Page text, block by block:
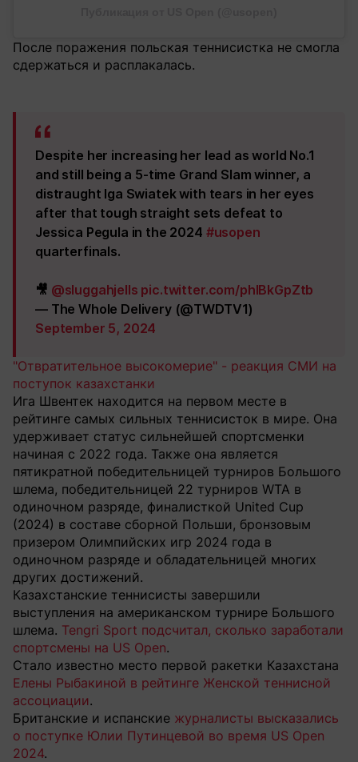
После поражения польская теннисистка не смогла
сдержаться и расплакалась.
Despite her increasing her lead as world No.1
and still being a 5-time Grand Slam winner, a
distraught Iga Swiatek with tears in her eyes
after that tough straight sets defeat to
Jessica Pegula in the 2024 #usopen
quarterfinals.
🎥 @sluggahjells pic.twitter.com/phIBkGpZtb
— The Whole Delivery (@TWDTV1)
September 5, 2024
"Отвратительное высокомерие" - реакция СМИ на
поступок казахстанки
Ига Швентек находится на первом месте в
рейтинге самых сильных теннисисток в мире. Она
удерживает статус сильнейшей спортсменки
начиная с 2022 года. Также она является
пятикратной победительницей турниров Большого
шлема, победительницей 22 турниров WTA в
одиночном разряде, финалисткой United Cup
(2024) в составе сборной Польши, бронзовым
призером Олимпийских игр 2024 года в
одиночном разряде и обладательницей многих
других достижений.
Казахстанские теннисисты завершили
выступления на американском турнире Большого
шлема. Tengri Sport подсчитал, сколько заработали
спортсмены на US Open.
Стало известно место первой ракетки Казахстана
Елены Рыбакиной в рейтинге Женской теннисной
ассоциации.
Британские и испанские журналисты высказались
о поступке Юлии Путинцевой во время US Open
2024.